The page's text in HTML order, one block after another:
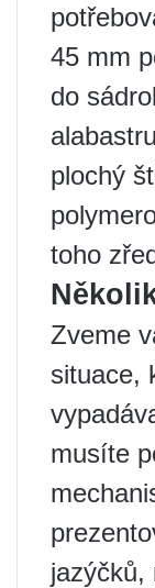
45 mm
do
plochý
toho
Zveme
situace,
musíte
jazýčků,